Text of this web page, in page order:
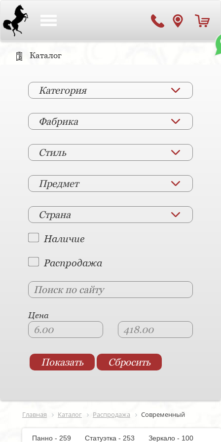
Каталог
Категория
Фабрика
Стиль
Предмет
Страна
Наличие
Распродажа
Цена
Главная Каталог Распродажа Современный
Панно - 259 Статуэтка - 253
Зеркало - 100